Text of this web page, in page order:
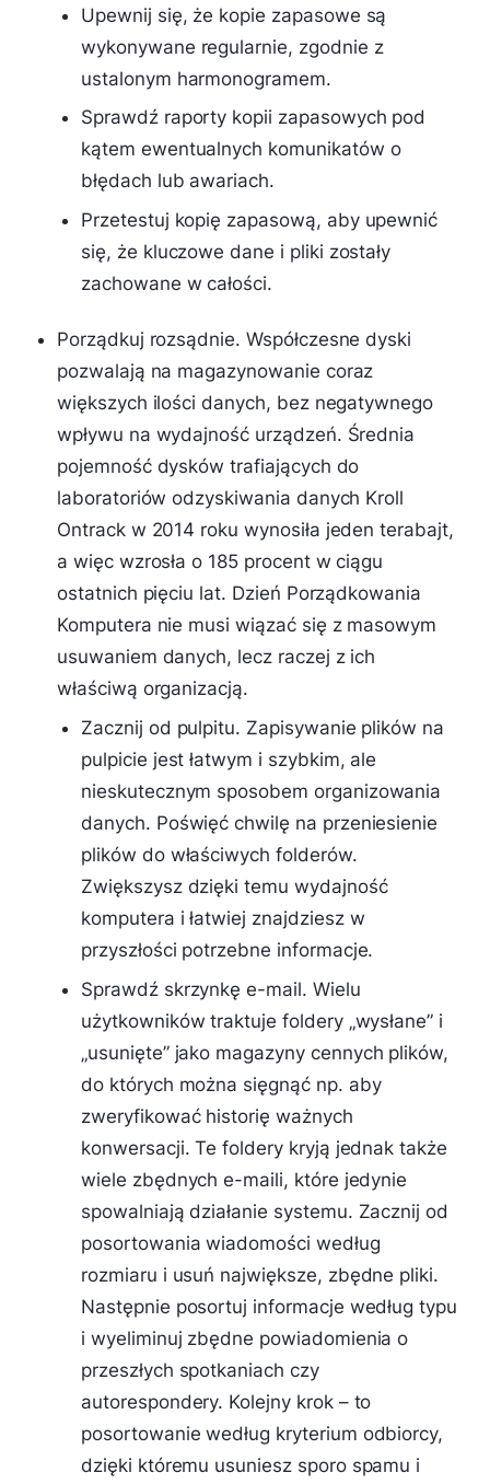
Upewnij się, że kopie zapasowe są
wykonywane regularnie, zgodnie z
ustalonym harmonogramem.
Sprawdź raporty kopii zapasowych pod
kątem ewentualnych komunikatów o
błędach lub awariach.
Przetestuj kopię zapasową, aby upewnić
się, że kluczowe dane i pliki zostały
zachowane w całości.
Porządkuj rozsądnie. Współczesne dyski
pozwalają na magazynowanie coraz
większych ilości danych, bez negatywnego
wpływu na wydajność urządzeń. Średnia
pojemność dysków trafiających do
laboratoriów odzyskiwania danych Kroll
Ontrack w 2014 roku wynosiła jeden terabajt,
a więc wzrosła o 185 procent w ciągu
ostatnich pięciu lat. Dzień Porządkowania
Komputera nie musi wiązać się z masowym
usuwaniem danych, lecz raczej z ich
właściwą organizacją.
Zacznij od pulpitu. Zapisywanie plików na
pulpicie jest łatwym i szybkim, ale
nieskutecznym sposobem organizowania
danych. Poświęć chwilę na przeniesienie
plików do właściwych folderów.
Zwiększysz dzięki temu wydajność
komputera i łatwiej znajdziesz w
przyszłości potrzebne informacje.
Sprawdź skrzynkę e-mail. Wielu
użytkowników traktuje foldery „wysłane” i
„usunięte” jako magazyny cennych plików,
do których można sięgnąć np. aby
zweryfikować historię ważnych
konwersacji. Te foldery kryją jednak także
wiele zbędnych e-maili, które jedynie
spowalniają działanie systemu. Zacznij od
posortowania wiadomości według
rozmiaru i usuń największe, zbędne pliki.
Następnie posortuj informacje według typu
i wyeliminuj zbędne powiadomienia o
przeszłych spotkaniach czy
autorespondery. Kolejny krok – to
posortowanie według kryterium odbiorcy,
dzięki któremu usuniesz sporo spamu i